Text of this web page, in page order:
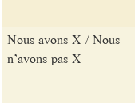
Nous avons X / Nous
n’avons pas X